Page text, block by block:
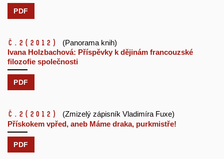
PDF
č.2 (2012)
(Panorama knih)
Ivana Holzbachová: Příspěvky k dějinám francouzské
filozofie společnosti
PDF
č.2 (2012)
(Zmizelý zápisník Vladimíra Fuxe)
Přískokem vpřed, aneb Máme draka, purkmistře!
PDF